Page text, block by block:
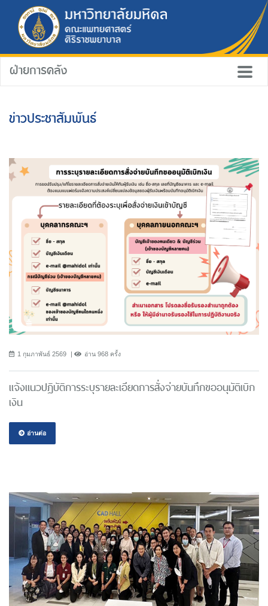
ฝ่ายการคลัง
ข่าวประชาสัมพันธ์
1 กุมภาพันธ์ 2569 อ่าน 968 ครั้ง
แจ้งแนวปฎิบัติการระบุรายละเอียดการสั่งจ่ายบันทึกขออนุมัติเบิก
เงิน
อ่านต่อ